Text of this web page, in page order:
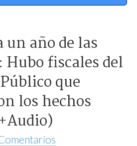
año de las
fiscales del
que
los hechos